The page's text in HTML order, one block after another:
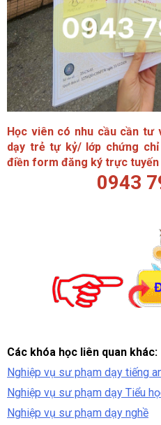
Học viên có nhu cầu cần
dạy trẻ tự kỷ/ lớp chứng
điền form đăng ký trực
0943
Các khóa học liên quan khác:
Nghiệp vụ sư phạm dạy tiếng
Nghiệp vụ sư phạm dạy Tiểu
Nghiệp vụ sư phạm dạy nghề